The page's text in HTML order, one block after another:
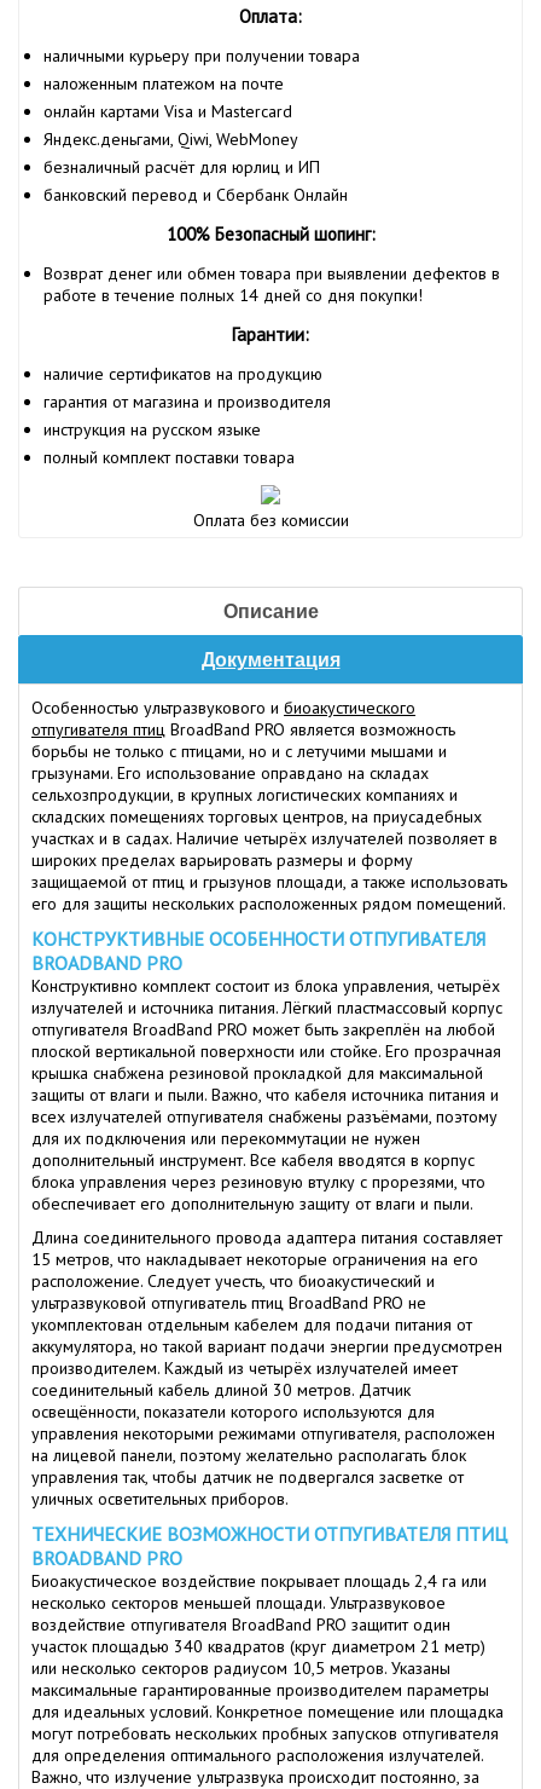
Оплата:
наличными курьеру при получении товара
наложенным платежом на почте
онлайн картами Visa и Mastercard
Яндекс.деньгами, Qiwi, WebMoney
безналичный расчёт для юрлиц и ИП
банковский перевод и Сбербанк Онлайн
100% Безопасный шопинг:
Возврат денег или обмен товара при выявлении дефектов в
работе в течение полных 14 дней со дня покупки!
Гарантии:
наличие сертификатов на продукцию
гарантия от магазина и производителя
инструкция на русском языке
полный комплект поставки товара
Оплата без комиссии
Описание
Документация
Особенностью ультразвукового и биоакустического
отпугивателя птиц BroadBand PRO является возможность
борьбы не только с птицами, но и с летучими мышами и
грызунами. Его использование оправдано на складах
сельхозпродукции, в крупных логистических компаниях и
складских помещениях торговых центров, на приусадебных
участках и в садах. Наличие четырёх излучателей позволяет в
широких пределах варьировать размеры и форму
защищаемой от птиц и грызунов площади, а также использовать
его для защиты нескольких расположенных рядом помещений.
КОНСТРУКТИВНЫЕ ОСОБЕННОСТИ ОТПУГИВАТЕЛЯ
BROADBAND PRO
Конструктивно комплект состоит из блока управления, четырёх
излучателей и источника питания. Лёгкий пластмассовый корпус
отпугивателя BroadBand PRO может быть закреплён на любой
плоской вертикальной поверхности или стойке. Его прозрачная
крышка снабжена резиновой прокладкой для максимальной
защиты от влаги и пыли. Важно, что кабеля источника питания и
всех излучателей отпугивателя снабжены разъёмами, поэтому
для их подключения или перекоммутации не нужен
дополнительный инструмент. Все кабеля вводятся в корпус
блока управления через резиновую втулку с прорезями, что
обеспечивает его дополнительную защиту от влаги и пыли.
Длина соединительного провода адаптера питания составляет
15 метров, что накладывает некоторые ограничения на его
расположение. Следует учесть, что биоакустический и
ультразвуковой отпугиватель птиц BroadBand PRO не
укомплектован отдельным кабелем для подачи питания от
аккумулятора, но такой вариант подачи энергии предусмотрен
производителем. Каждый из четырёх излучателей имеет
соединительный кабель длиной 30 метров. Датчик
освещённости, показатели которого используются для
управления некоторыми режимами отпугивателя, расположен
на лицевой панели, поэтому желательно располагать блок
управления так, чтобы датчик не подвергался засветке от
уличных осветительных приборов.
ТЕХНИЧЕСКИЕ ВОЗМОЖНОСТИ ОТПУГИВАТЕЛЯ ПТИЦ
BROADBAND PRO
Биоакустическое воздействие покрывает площадь 2,4 га или
несколько секторов меньшей площади. Ультразвуковое
воздействие отпугивателя BroadBand PRO защитит один
участок площадью 340 квадратов (круг диаметром 21 метр)
или несколько секторов радиусом 10,5 метров. Указаны
максимальные гарантированные производителем параметры
для идеальных условий. Конкретное помещение или площадка
могут потребовать нескольких пробных запусков отпугивателя
для определения оптимального расположения излучателей.
Важно, что излучение ультразвука происходит постоянно, за